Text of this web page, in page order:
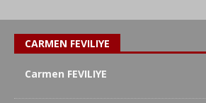
CARMEN FEVILIYE
Carmen FEVILIYE